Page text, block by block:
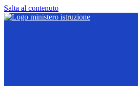
Salta al contenuto